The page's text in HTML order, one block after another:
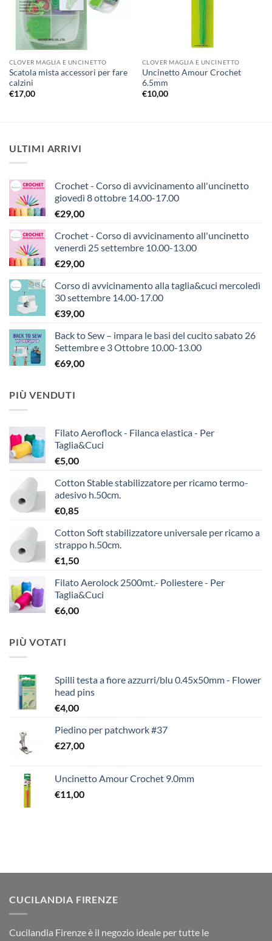
CLOVER MAGLIA E UNCINETTO
Scatola mista accessori per fare
calzini
€17,00
CLOVER MAGLIA E UNCINETTO
Uncinetto Amour Crochet
6.5mm
€10,00
ULTIMI ARRIVI
Crochet - Corso di avvicinamento all'uncinetto
giovedì 8 ottobre 14.00-17.00
€29,00
Crochet - Corso di avvicinamento all'uncinetto
venerdì 25 settembre 10.00-13.00
€29,00
Corso di avvicinamento alla taglia&cuci mercoledì
30 settembre 14.00-17.00
€39,00
Back to Sew – impara le basi del cucito sabato 26
Settembre e 3 Ottobre 10.00-13.00
€69,00
PIÙ VENDUTI
Filato Aeroflock - Filanca elastica - Per
Taglia&Cuci
€5,00
Cotton Stable stabilizzatore per ricamo termo-
adesivo h.50cm.
€0,85
Cotton Soft stabilizzatore universale per ricamo a
strappo h.50cm.
€1,50
Filato Aerolock 2500mt.- Poliestere - Per
Taglia&Cuci
€6,00
PIÙ VOTATI
Spilli testa a fiore azzurri/blu 0.45x50mm - Flower
head pins
€4,00
Piedino per patchwork #37
€27,00
Uncinetto Amour Crochet 9.0mm
€11,00
CUCILANDIA FIRENZE
Cucilandia Firenze è il negozio ideale per tutte le